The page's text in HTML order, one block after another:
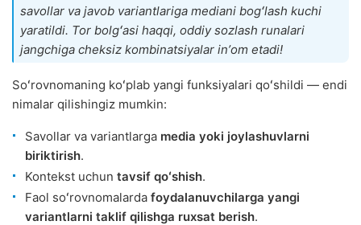
savollar va javob variantlariga mediani bogʻlash kuchi
yaratildi. Tor bolgʻasi haqqi, oddiy sozlash runalari
jangchiga cheksiz kombinatsiyalar inʼom etadi!
Soʻrovnomaning koʻplab yangi funksiyalari qoʻshildi — endi
nimalar qilishingiz mumkin:
Savollar va variantlarga media yoki joylashuvlarni
biriktirish.
Kontekst uchun tavsif qoʻshish.
Faol soʻrovnomalarda foydalanuvchilarga yangi
variantlarni taklif qilishga ruxsat berish.